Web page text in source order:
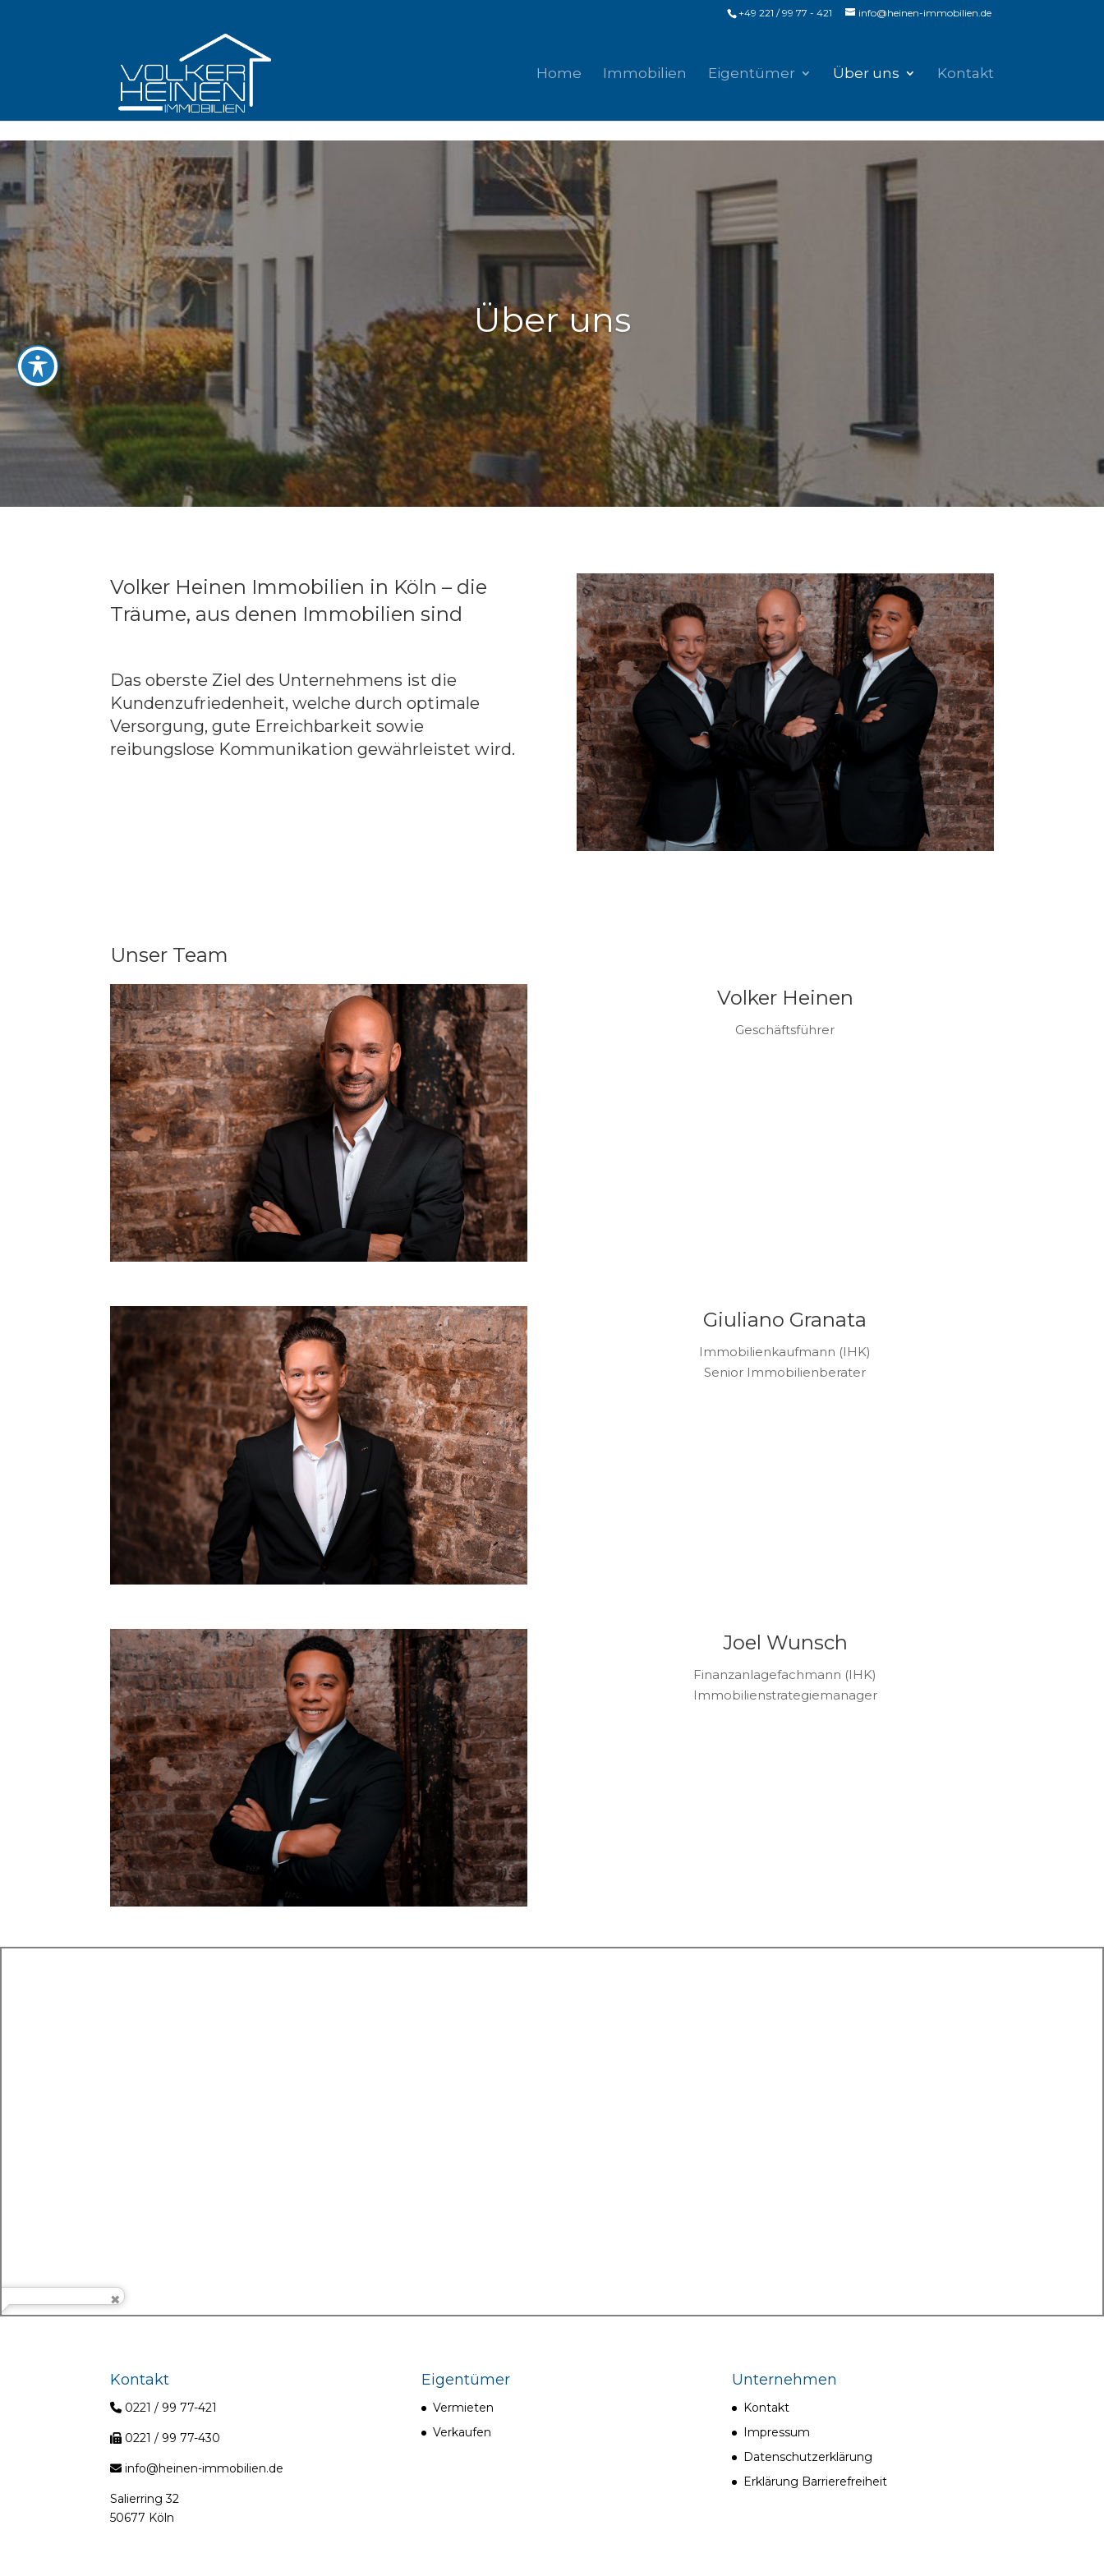
+49 221 / 99 77 - 421 info@heinen-immobilien.de
Home Immobilien Eigentümer Über uns Kontakt
Über uns
Volker Heinen Immobilien in Köln – die
Träume, aus denen Immobilien sind
Das oberste Ziel des Unternehmens ist die
Kundenzufriedenheit, welche durch optimale
Versorgung, gute Erreichbarkeit sowie
reibungslose Kommunikation gewährleistet wird.
Unser Team
Volker Heinen
Geschäftsführer
Giuliano Granata
Immobilienkaufmann (IHK)
Senior Immobilienberater
Joel Wunsch
Finanzanlagefachmann (IHK)
Immobilienstrategiemanager
Kontakt
0221 / 99 77-421
0221 / 99 77-430
info@heinen-immobilien.de
Salierring 32
50677 Köln
Eigentümer
Vermieten
Verkaufen
Unternehmen
Kontakt
Impressum
Datenschutzerklärung
Erklärung Barrierefreiheit